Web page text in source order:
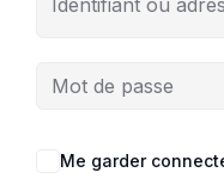
Me garder